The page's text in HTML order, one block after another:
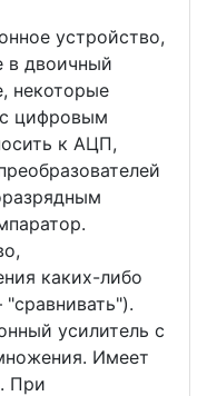
устройство,
в двоичный
некоторые
цифровым
к АЦП,
каких-либо
усилитель с
Имеет
При